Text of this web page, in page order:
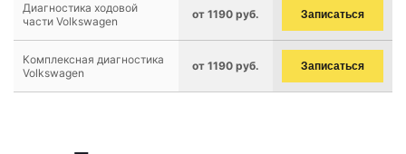
Диагностика ходовой
части Volkswagen
от 1190 руб. Записаться
Комплексная диагностика
Volkswagen
от 1190 руб. Записаться